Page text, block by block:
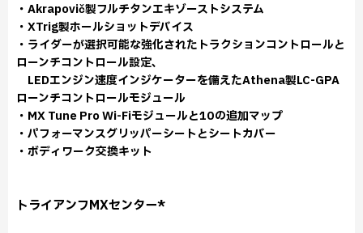
・Akrapovič製フルチタンエキゾーストシステム
・XTrig製ホールショットデバイス
・ライダーが選択可能な強化されたトラクションコントロールと
ローンチコントロール設定、
LEDエンジン速度インジケーターを備えたAthena製LC-GPA
ローンチコントロールモジュール
・MX Tune Pro Wi-Fiモジュールと10の追加マップ
・パフォーマンスグリッパーシートとシートカバー
・ボディワーク交換キット
トライアンフMXセンター*